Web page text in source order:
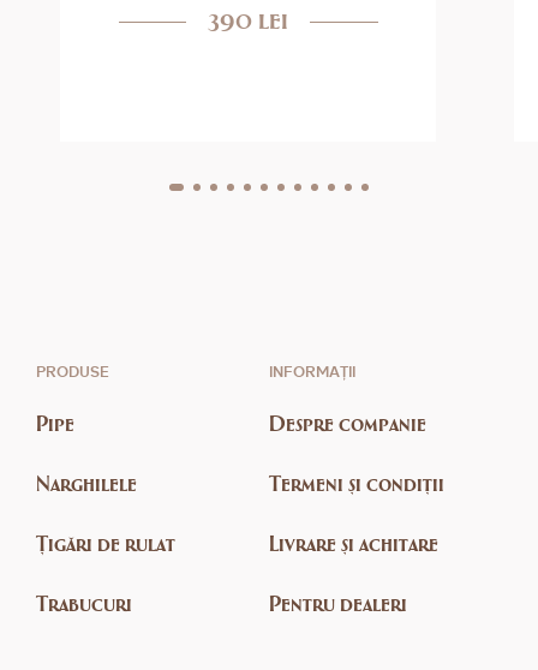
390 lei
PRODUSE
Pipe
Narghilele
Țigări de rulat
Trabucuri
INFORMAȚII
Despre companie
Termeni și condiții
Livrare și achitare
Pentru dealeri